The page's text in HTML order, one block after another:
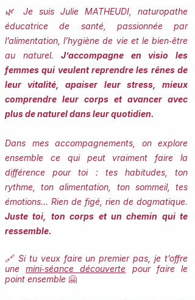
🌿 Je suis Julie MATHEUDI, naturopathe
éducatrice de santé, passionnée par
l’alimentation, l’hygiène de vie et le bien‑être
au naturel.J’accompagne en visio les
femmes qui veulent reprendre les rênes de
leur vitalité, apaiser leur stress, mieux
comprendre leur corps et avancer avec
plus de naturel dans leur quotidien.
Dans mes accompagnements, on explore
ensemble ce qui peut vraiment faire la
différence pour toi : tes habitudes, ton
rythme, ton alimentation, ton sommeil, tes
émotions… Rien de figé, rien de dogmatique.
Juste toi, ton corps et un chemin qui te
ressemble.
🔗 Si tu veux faire un premier pas, je t’offre
unemini‑séance découverte pour faire le
point ensemble 🤗